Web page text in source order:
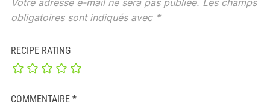
Votre adresse e-mail ne sera pas publiée. Les champs
obligatoires sont indiqués avec *
RECIPE RATING
COMMENTAIRE *